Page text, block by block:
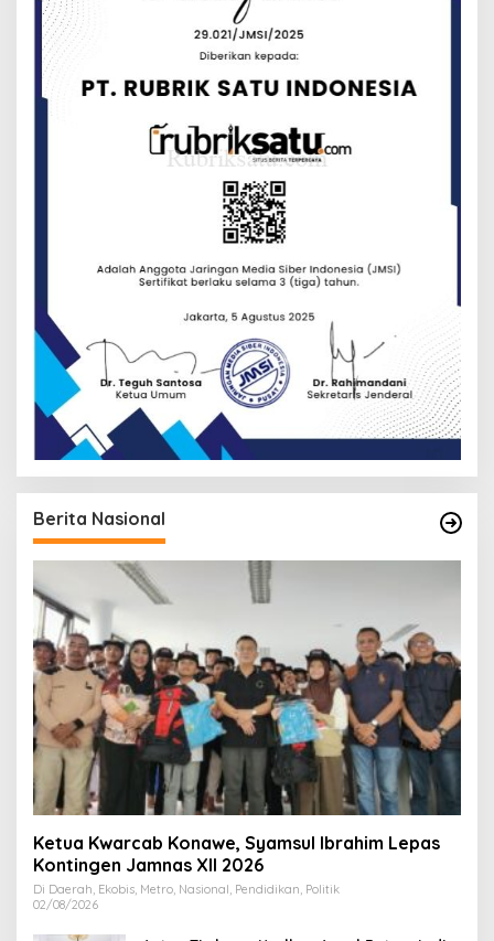
Berita Nasional
Ketua Kwarcab Konawe, Syamsul Ibrahim Lepas
Kontingen Jamnas XII 2026
Di Daerah, Ekobis, Metro, Nasional, Pendidikan, Politik
02/08/2026